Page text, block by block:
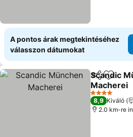
A pontos árak megtekintéséhez
válasszon dátumokat
Megosztás
Scandic
Macherei
Árak
4 Kategória
8,9 Kiváló
2.0 km-re